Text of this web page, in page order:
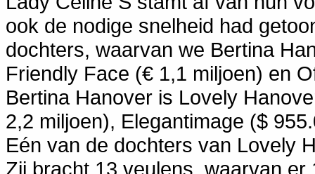
ook de nodige snelheid had
dochters, waarvan we Bertina
Friendly Face (€ 1,1 miljoen) en
Bertina Hanover is Lovely
2,2 miljoen), Elegantimage ($
Eén van de dochters van Lovely
Zij bracht 13 veulens, waarvan